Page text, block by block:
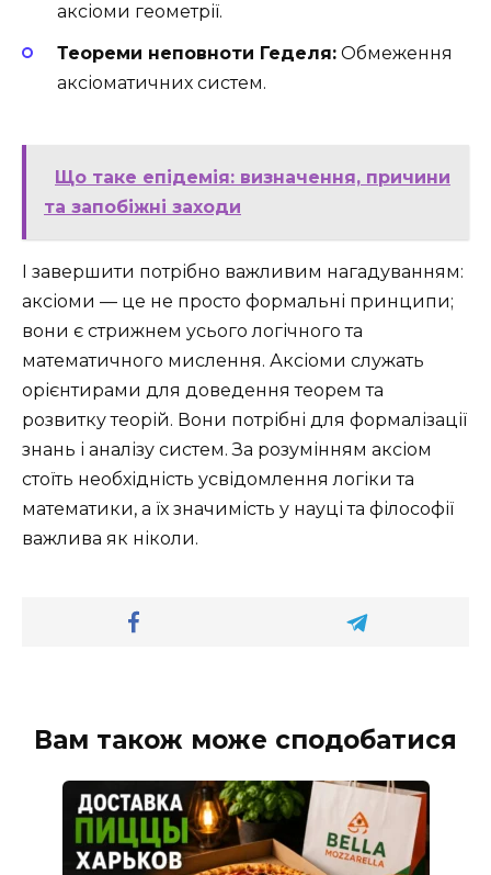
аксіоми геометрії.
Теореми неповноти Геделя: Обмеження
аксіоматичних систем.
Що таке епідемія: визначення, причини
та запобіжні заходи
І завершити потрібно важливим нагадуванням:
аксіоми — це не просто формальні принципи;
вони є стрижнем усього логічного та
математичного мислення. Аксіоми служать
орієнтирами для доведення теорем та
розвитку теорій. Вони потрібні для формалізації
знань і аналізу систем. За розумінням аксіом
стоїть необхідність усвідомлення логіки та
математики, а їх значимість у науці та філософії
важлива як ніколи.
Вам також може сподобатися